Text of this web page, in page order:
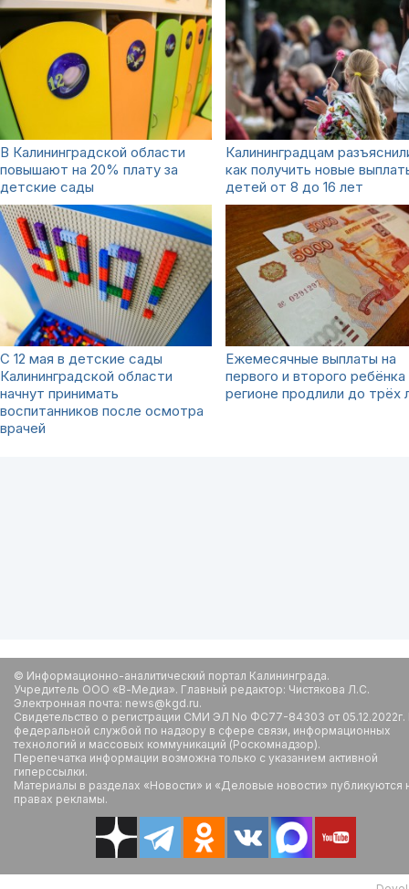
В Калининградской области
повышают на 20% плату за
детские сады
Калининградцам
как получить новые
детей от 8 до 16 лет
С 12 мая в детские сады
Калининградской области
начнут принимать
воспитанников после осмотра
врачей
Ежемесячные выплаты на
первого и второго ребёнка
регионе продлили до трёх
© Информационно-аналитический портал Калининграда.
Учредитель ООО «В-Медиа». Главный редактор: Чистякова Л.С.
Электронная почта: news@kgd.ru.
Свидетельство о регистрации СМИ ЭЛ No ФС77-84303 от
федеральной службой по надзору в сфере связи, информационных
технологий и массовых коммуникаций (Роскомнадзор).
Перепечатка информации возможна только с указанием активной
гиперссылки.
Материалы в разделах «Новости» и «Деловые новости» публикуются
правах рекламы.